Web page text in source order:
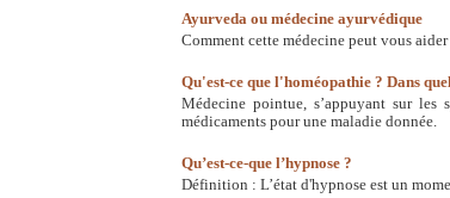
Ayurveda ou médecine ayurvédique
Comment cette médecine peut vous
Qu'est-ce que l'homéopathie ? Dans
Médecine pointue, s’appuyant sur les
médicaments pour une maladie donnée.
Qu’est-ce-que l’hypnose ?
Définition : L’état d'hypnose est un